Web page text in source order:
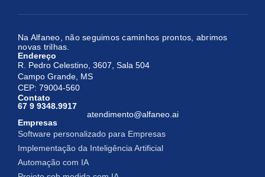
Na Alfaneo, não seguimos caminhos prontos, abrimos
novas trilhas.
Endereço
R. Pedro Celestino, 3607, Sala 504
Campo Grande, MS
CEP: 79004-560
Contato
67 9 9348.9917
atendimento@alfaneo.ai
Empresas
Software personalizado para Empresas
Implementação da Inteligência Artificial
Automação com IA